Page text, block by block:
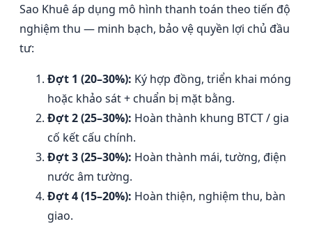
Sao Khuê áp dụng mô hình thanh toán theo tiến độ
nghiệm thu — minh bạch, bảo vệ quyền lợi chủ đầu
tư:
Đợt 1 (20–30%): Ký hợp đồng, triển khai móng
hoặc khảo sát + chuẩn bị mặt bằng.
Đợt 2 (25–30%): Hoàn thành khung BTCT / gia
cố kết cấu chính.
Đợt 3 (25–30%): Hoàn thành mái, tường, điện
nước âm tường.
Đợt 4 (15–20%): Hoàn thiện, nghiệm thu, bàn
giao.